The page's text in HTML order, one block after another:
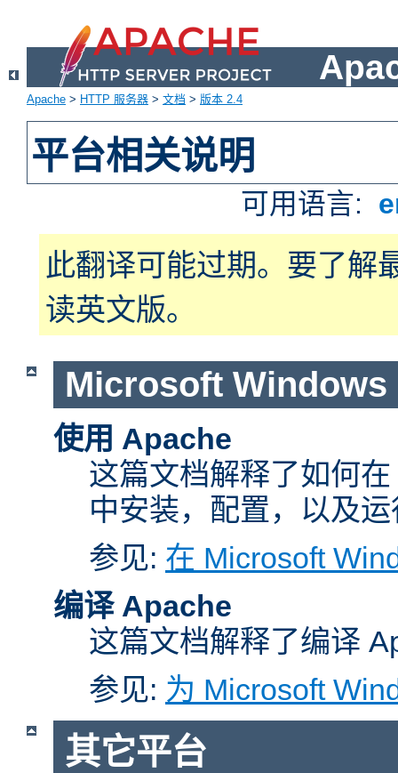
Apache > HTTP 服务器 > 文档 > 版本 2.4
平台相关说明
可用语言:
此翻译可能过期。要了解
读英文版。
Microsoft Windows
使用 Apache
这篇文档解释了如何
中安装，配置，以及
参见: 在 Microsoft
编译 Apache
这篇文档解释了编译
参见: 为 Microsoft
其它平台